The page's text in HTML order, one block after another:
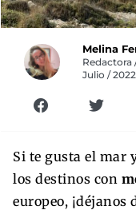
Melina
Redactora
Julio / 2022
Si te gusta el mar
los destinos con
europeo, ¡déjanos